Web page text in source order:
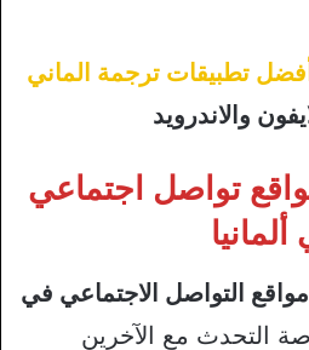
أفضل تطبيقات ترجمة الماني
والاندرويد
تواصل اجتماعي
التواصل الاجتماعي في
التحدث مع الآخرين